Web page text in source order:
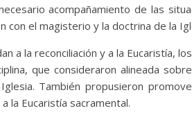
acompañamiento de las
con el magisterio y la doctrina de la
a la reconciliación y a la Eucaristía,
que consideraron alineada
También propusieron
la Eucaristía sacramental.